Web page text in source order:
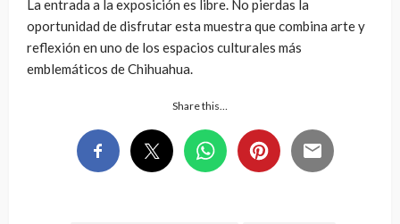
La entrada a la exposición es libre. No pierdas la
oportunidad de disfrutar esta muestra que combina arte y
reflexión en uno de los espacios culturales más
emblemáticos de Chihuahua.
Share this…